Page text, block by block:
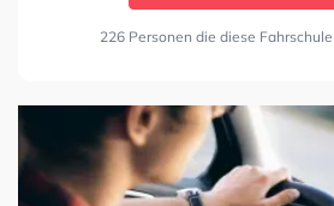
226 Personen die diese